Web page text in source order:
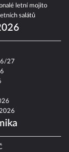
letní mojito
salátů
27